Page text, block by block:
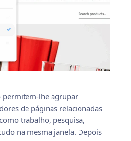
permitem-lhe agrupar
de páginas relacionadas
trabalho, pesquisa,
na mesma janela. Depois